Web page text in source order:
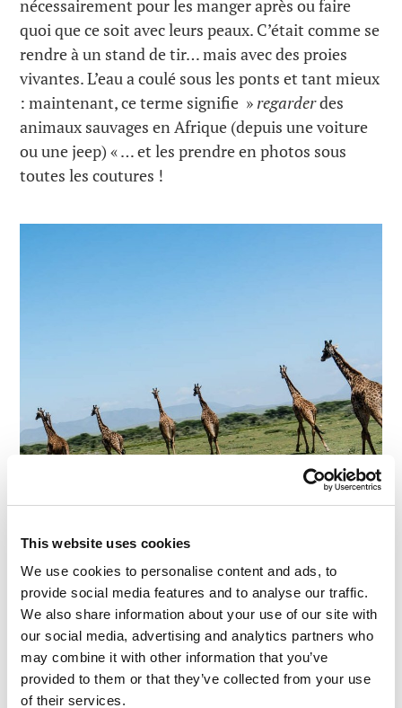
This website uses cookies
We use cookies to personalise content and ads, to
provide social media features and to analyse our traffic.
We also share information about your use of our site with
our social media, advertising and analytics partners who
may combine it with other information that you’ve
provided to them or that they’ve collected from your use
of their services.
nécessairement pour les manger après ou faire
quoi que ce soit avec leurs peaux. C’était comme se
rendre à un stand de tir… mais avec des proies
vivantes. L’eau a coulé sous les ponts et tant mieux
: maintenant, ce terme signifie » regarderdes
animaux sauvages en Afrique (depuis une voiture
ou une jeep) « … et les prendre en photos sous
toutes les coutures !